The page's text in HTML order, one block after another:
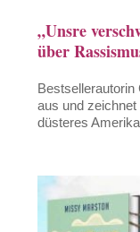
„Unsre
über
Bestsellerautorin
aus und zeichnet
düsteres